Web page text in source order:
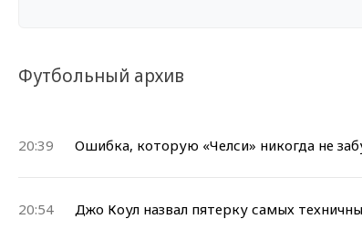
Футбольный архив
20:39 Ошибка, которую «Челси» никогда не
20:54 Джо Коул назвал пятерку самых